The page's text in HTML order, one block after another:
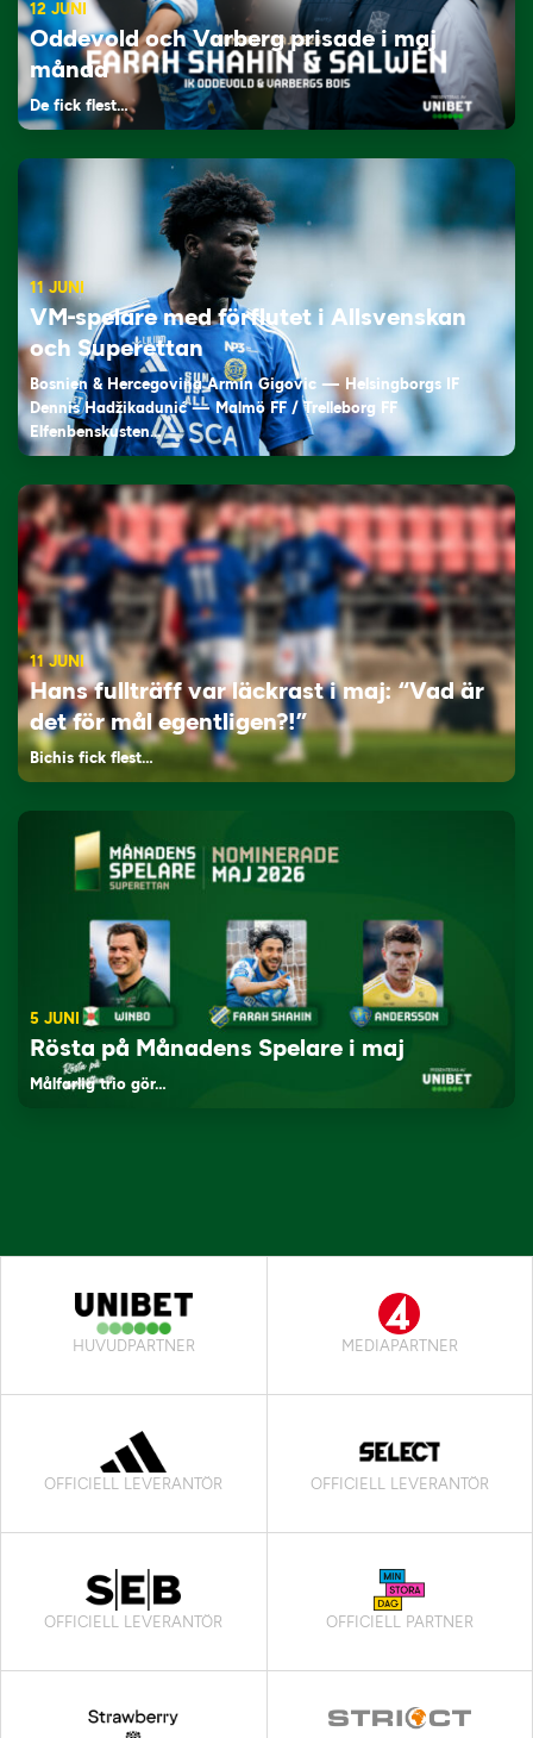
12 JUNI
Oddevold och Varberg prisade i maj
månad
De fick flest…
11 JUNI
VM-spelare med förflutet i Allsvenskan
och Superettan
Bosnien & Hercegovina Armin Gigovic — Helsingborgs IF
Dennis Hadžikadunić — Malmö FF / Trelleborg FF
Elfenbenskusten…
11 JUNI
Hans fullträff var läckrast i maj: “Vad är
det för mål egentligen?!”
Bichis fick flest…
5 JUNI
Rösta på Månadens Spelare i maj
Målfarlig trio gör…
HUVUDPARTNER MEDIAPARTNER
OFFICIELL LEVERANTÖR OFFICIELL LEVERANTÖR
OFFICIELL LEVERANTÖR OFFICIELL PARTNER